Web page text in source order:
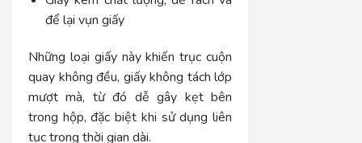
để lại vụn giấy
Những loại giấy này khiến trục cuộn
quay không đều, giấy không tách lớp
mượt mà, từ đó dễ gây kẹt bên
trong hộp, đặc biệt khi sử dụng liên
tục trong thời gian dài.